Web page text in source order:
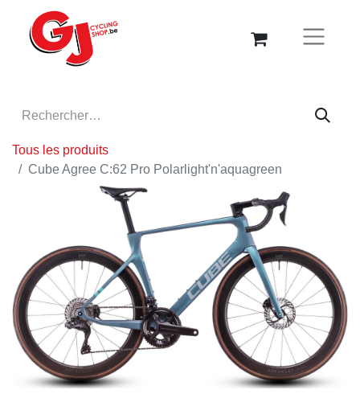
Tous les produits
Cube Agree C:62 Pro Polarlight'n'aquagreen